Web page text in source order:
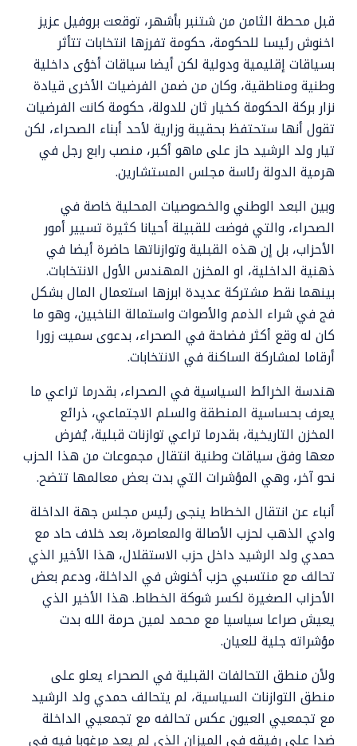
قبل محطة الثامن من شتنبر بأشهر، توقعت بروفيل عزيز
اخنوش رئيسا للحكومة، حكومة تفرزها انتخابات تتأثر
بسياقات إقليمية ودولية لكن أيضا سياقات أخؤى داخلية
وطنية ومناطقية، وكان من ضمن الفرضيات الأخرى قيادة
نزار بركة الحكومة كخيار ثان للدولة، حكومة كانت الفرضيات
تقول أنها ستحتفظ بحقيبة وزارية لأحد أبناء الصحراء، لكن
تيار ولد الرشيد حاز على ماهو أكبر، منصب رابع رجل في
هرمية الدولة رئاسة مجلس المستشارين.
وبين البعد الوطني والخصوصيات المحلية خاصة في
الصحراء، والتي فوضت للقبيلة أحيانا كثيرة تسيير أمور
الأحزاب، بل إن هذه القبلية وتوازناتها حاضرة أيضا في
ذهنية الداخلية، او المخزن المهندس الأول الانتخابات.
بينهما نقط مشتركة عديدة ابرزها استعمال المال بشكل
فج في شراء الذمم والأصوات واستمالة الناخبين، وهو ما
كان له وقع أكثر فضاحة في الصحراء، بدعوى سميت زورا
أرقاما لمشاركة الساكنة في الانتخابات.
هندسة الخرائط السياسية في الصحراء، بقدرما تراعي ما
يعرف بحساسية المنطقة والسلم الاجتماعي، ذرائع
المخزن التاريخية، بقدرما تراعي توازنات قبلية، يُفرض
معها وفق سياقات وطنية انتقال مجموعات من هذا الحزب
نحو آخر، وهي المؤشرات التي بدت بعض معالمها تتضح.
أنباء عن انتقال الخطاط ينجى رئيس مجلس جهة الداخلة
وادي الذهب لحزب الأصالة والمعاصرة، بعد خلاف حاد مع
حمدي ولد الرشيد داخل حزب الاستقلال، هذا الأخير الذي
تحالف مع منتسبي حزب أخنوش في الداخلة، ودعم بعض
الأحزاب الصغيرة لكسر شوكة الخطاط. هذا الأخير الذي
يعيش صراعا سياسيا مع محمد لمين حرمة الله بدت
مؤشراته جلية للعيان.
ولأن منطق التحالفات القبلية في الصحراء يعلو على
منطق التوازنات السياسية، لم يتحالف حمدي ولد الرشيد
مع تجمعيي العيون عكس تحالفه مع تجمعيي الداخلة
ضدا على رفيقه في الميزان الذي لم يعد مرغوبا فيه في